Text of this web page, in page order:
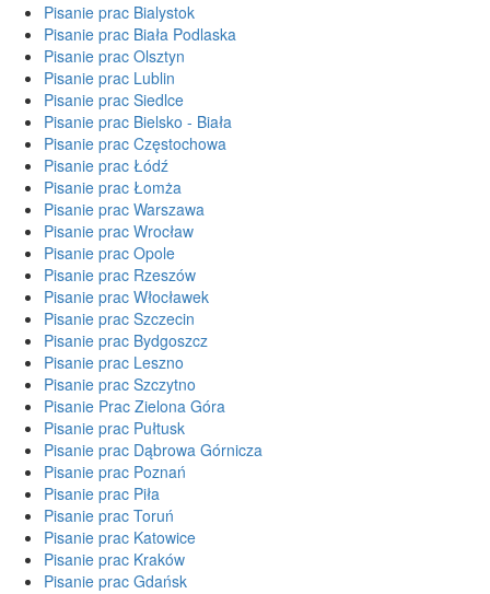
Pisanie prac Bialystok
Pisanie prac Biała Podlaska
Pisanie prac Olsztyn
Pisanie prac Lublin
Pisanie prac Siedlce
Pisanie prac Bielsko - Biała
Pisanie prac Częstochowa
Pisanie prac Łódź
Pisanie prac Łomża
Pisanie prac Warszawa
Pisanie prac Wrocław
Pisanie prac Opole
Pisanie prac Rzeszów
Pisanie prac Włocławek
Pisanie prac Szczecin
Pisanie prac Bydgoszcz
Pisanie prac Leszno
Pisanie prac Szczytno
Pisanie Prac Zielona Góra
Pisanie prac Pułtusk
Pisanie prac Dąbrowa Górnicza
Pisanie prac Poznań
Pisanie prac Piła
Pisanie prac Toruń
Pisanie prac Katowice
Pisanie prac Kraków
Pisanie prac Gdańsk